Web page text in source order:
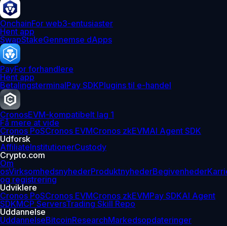
OnchainFor web3-entusiaster
Hent app
SwapStakeGennemse dApps
PayFor forhandlere
Hent app
BetalingsterminalPay SDKPlugins til e-handel
CronosEVM-kompatibelt lag 1
Få mere at vide
Cronos PoSCronos EVMCronos zkEVMAI Agent SDK
Udforsk
AffiliateInstitutionerCustody
Crypto.com
Om
osVirksomhedsnyhederProduktnyhederBegivenheder
og registrering
Udviklere
Cronos PoSCronos EVMCronos zkEVMPay SDKAI Agent
SDKMCP ServersTrading Skill Repo
Uddannelse
UddannelseBitcoinResearchMarkedsopdateringer